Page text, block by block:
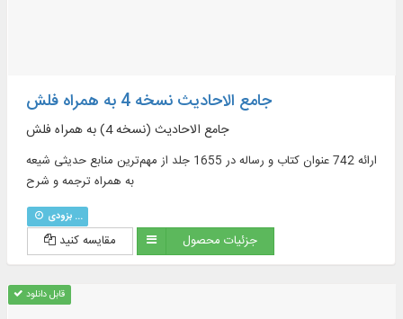
جامع الاحادیث نسخه 4 به همراه فلش
جامع الاحادیث (نسخه 4) به همراه فلش
ارائه 742 عنوان کتاب و رساله در 1655 جلد از مهم‌ترین منابع حدیثی شیعه
به همراه ترجمه و شرح
بزودی ...
مقایسه کنید جزئیات محصول
قابل دانلود